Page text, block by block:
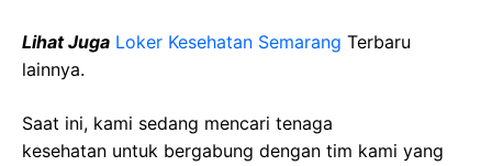
Lihat Juga Loker Kesehatan Semarang Terbaru
lainnya.
Saat ini, kami sedang mencari tenaga
kesehatan untuk bergabung dengan tim kami yang